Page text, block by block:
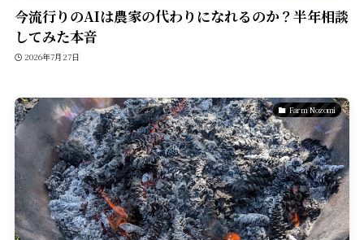
今流行りのAIは農家の代わりになれるのか？半年相談
してみた本音
2026年7月27日
Farm Nozomi